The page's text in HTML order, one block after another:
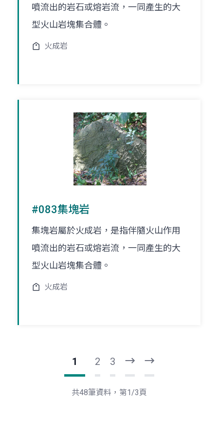
噴流出的岩石或熔岩流，一同產生的大
型火山岩塊集合體。
火成岩
#083集塊岩
集塊岩屬於火成岩，是指伴隨火山作用
噴流出的岩石或熔岩流，一同產生的大
型火山岩塊集合體。
火成岩
1 2 3
一
頁
後
一
共48筆資料，第1/3頁